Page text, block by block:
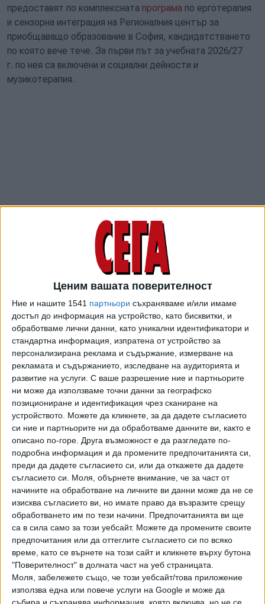
Ценим вашата поверителност
Ние и нашите 1541 партньори съхраняваме и/или имаме
достъп до информация на устройство, като бисквитки, и
обработваме лични данни, като уникални идентификатори и
стандартна информация, изпратена от устройство за
персонализирана реклама и съдържание, измерване на
рекламата и съдържанието, изследване на аудиторията и
развитие на услуги. С ваше разрешение ние и партньорите
ни може да използваме точни данни за географско
позициониране и идентификация чрез сканиране на
устройството. Можете да кликнете, за да дадете съгласието
си ние и партньорите ни да обработваме данните ви, както е
описано по-горе. Друга възможност е да разгледате по-
подробна информация и да промените предпочитанията си,
преди да дадете съгласието си, или да откажете да дадете
съгласието си.
Моля, обърнете внимание, че за част от
начините на обработване на личните ви данни може да не се
изисква съгласието ви, но имате право да възразите срещу
обработването им по тези начини. Предпочитанията ви ще
са в сила само за този уебсайт. Можете да промените своите
предпочитания или да оттеглите съгласието си по всяко
време, като се върнете на този сайт и кликнете върху бутона
"Поверителност" в долната част на уеб страницата.
Моля, забележете също, че този уебсайт/това приложение
използва една или повече услуги на Google и може да
събира и съхранява информация, която включва, но не се
предоставят по комплексната програма по ерготерапия
и сензорна интеграция на Регионалния център за
приобщаващо образование в София, кандидатстването
по която вече тече. За първи път за учебната 2026/27
г. по нея са включени и социални дейности и
музикотерапия.
Програмата стартира през октомври всяка учебна
година с текуща група и приключва в края на май. Целта
й е възможно най-много деца да получат достъп до
Ерготерапия и сензорна терапия като част от
подкрепата за личностно развитие. Подкрепата се
осъществява в оборудваните зали в сградата на
центъра и в 124 ОУ „Васил Левски“. Екипът към
програмата включва ерготерапевти, сензорен терапевт,
трудотерапевт, музикотерапевт, както и регулярна
супервизия и консултации с психолог и логопед.
В нея могат да се включват деца и ученици на
допълнителна подкрепа в общообразователни детски
градини и училища от област София-град. За да не се
дублират дейности, не могат да кандидатстват деца и
ученици, които се обучават в специални училища и
центрове за специална образователна подкрепа.
Как се кандидатства?
Задължително е детето да има издадена актуална
заповед за допълнителна подкрепа с включена подкрепа
от ерготерапевт/сензорен терапевт. При липса може да
бъде направена актуализация на заповедта или